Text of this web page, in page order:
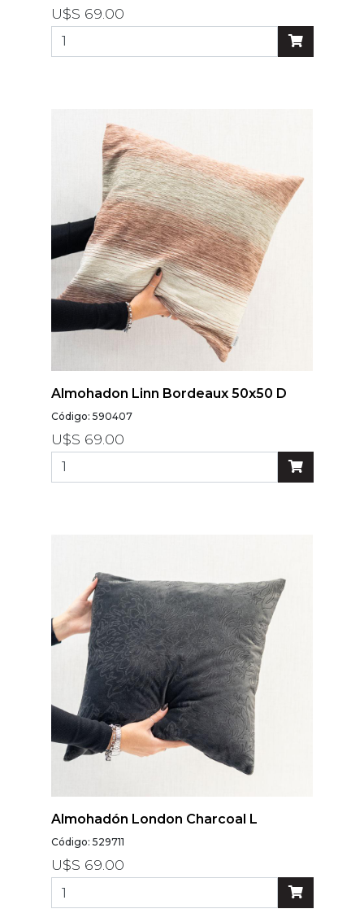
U$S 69.00
Almohadon Linn Bordeaux 50x50 D
Código: 590407
U$S 69.00
Almohadón London Charcoal L
Código: 529711
U$S 69.00